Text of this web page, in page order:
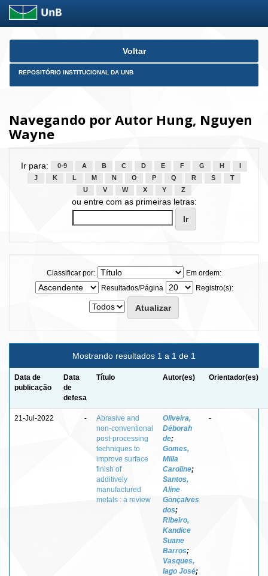
Skip
Voltar
REPOSITÓRIO INSTITUCIONAL DA UNB
Navegando por Autor Hung, Nguyen
Wayne
Ir para: 0-9 A B C D E F G H
J
K L M N O P Q R S
T
U
V W X Y Z
ou entre com as primeiras letras:
Classificar por:
Em ordem:
Resultados/Página
Registro(s):
Mostrando resultados 1 a 1 de 1
Data de
publicação
Data
de
defesa
Título Autor(es) Orientador(es)
21-Jul-2022 -
Abrasive and
non‑conventional
post‑processing
techniques to
improve surface
finish of
additively
manufactured
metals : a review
Oliveira,
Déborah
de;
Gomes,
Milla
Caroline;
Santos,
Aline
Gonçalves
dos;
Ribeiro,
Kandice
Suane
Barros;
Vasques,
Iago José;
-